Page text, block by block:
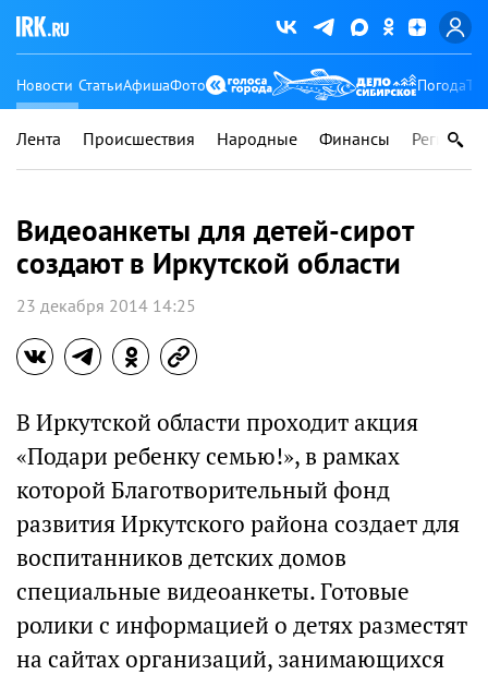
Новости СтатьиАфишаФото Погода
Лента Происшествия Народные Финансы Регионы
Видеоанкеты для детей-сирот
создают в Иркутской области
23 декабря 2014 14:25
В Иркутской области проходит акция
«Подари ребенку семью!», в рамках
которой Благотворительный фонд
развития Иркутского района создает для
воспитанников детских домов
специальные видеоанкеты. Готовые
ролики с информацией о детях разместят
на сайтах организаций, занимающихся